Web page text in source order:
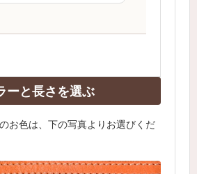
ーと長さを選ぶ
お色は、下の写真よりお選びくだ